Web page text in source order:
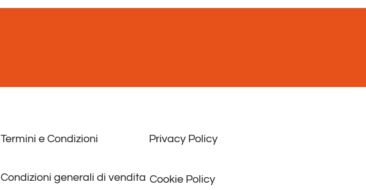
Termini e Condizioni Privacy Policy
Condizioni generali di vendita Cookie Policy